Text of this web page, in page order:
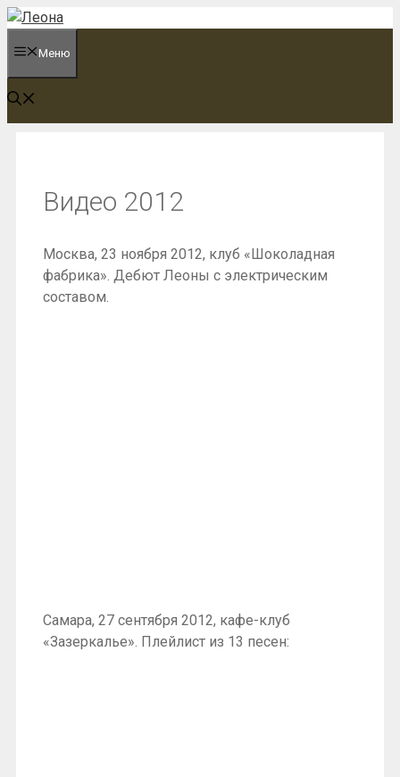
Перейти
содержимому
Меню
Видео 2012
Москва, 23 ноября 2012, клуб «Шоколадная
фабрика». Дебют Леоны с электрическим
составом.
Самара, 27 сентября 2012, кафе-клуб
«Зазеркалье». Плейлист из 13 песен: